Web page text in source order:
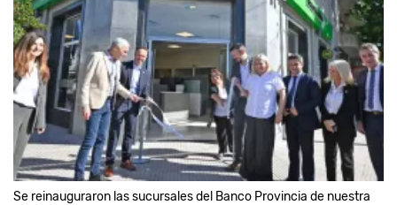
Se reinauguraron las sucursales del Banco Provincia de nuestra